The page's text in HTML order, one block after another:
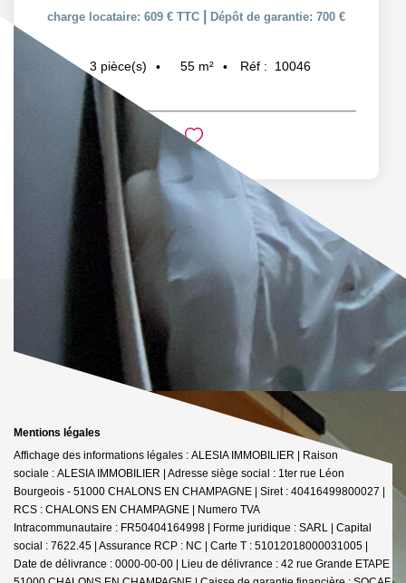
charge locataire: 609 € TTC
Dépôt de garantie: 700 €
3 pièce(s) 55 m² Réf : 10046
Mentions légales
Affichage des informations légales : ALESIA IMMOBILIER | Raison
sociale : ALESIA IMMOBILIER | Adresse siège social : 1ter rue Léon
Bourgeois - 51000 CHALONS EN CHAMPAGNE | Siret : 40416499800027 |
RCS : CHALONS EN CHAMPAGNE | Numero TVA
Intracommunautaire : FR50404164998 | Forme juridique : SARL | Capital
social : 7622.45 | Assurance RCP : NC | Carte T : 51012018000031005 |
Date de délivrance : 0000-00-00 | Lieu de délivrance : 42 rue Grande ETAPE